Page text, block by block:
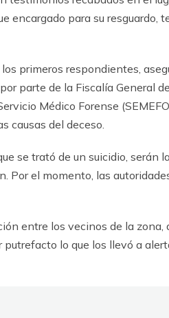
encargado para su resguardo,
primeros respondientes,
parte de la Fiscalía General
Médico Forense
causas del deceso.
se trató de un suicidio, serán
Por el momento, las
entre los vecinos de la zona,
lo que los llevó a